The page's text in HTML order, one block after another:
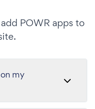
POWR apps to
my